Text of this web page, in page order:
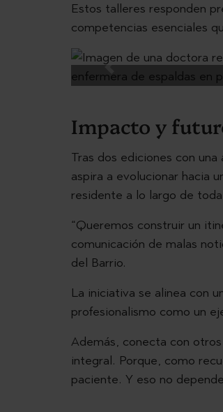
Estos talleres responden
competencias esenciales
Previous
Impacto y
Tras dos ediciones con
aspira a evolucionar hacia
residente a lo largo de
“Queremos construir un
comunicación de malas
del Barrio.
La iniciativa se alinea con
profesionalismo como un
Además, conecta con
integral. Porque, como
paciente. Y eso no